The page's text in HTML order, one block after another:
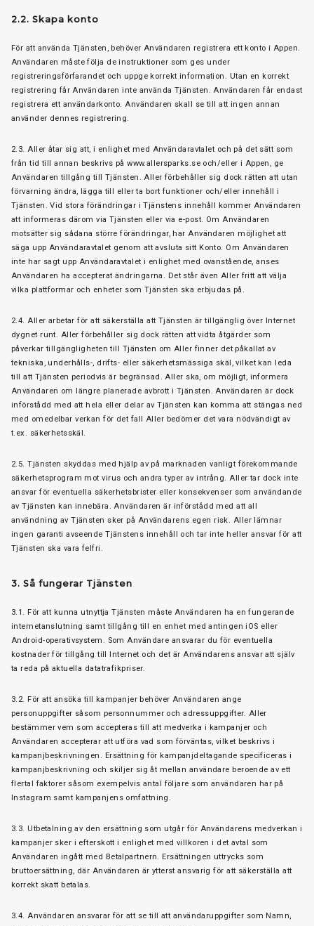
2.2. Skapa konto
För att använda Tjänsten, behöver Användaren registrera ett konto i Appen.
Användaren måste följa de instruktioner som ges under
registreringsförfarandet och uppge korrekt information. Utan en korrekt
registrering får Användaren inte använda Tjänsten. Användaren får endast
registrera ett användarkonto. Användaren skall se till att ingen annan
använder dennes registrering.
2.3. Aller åtar sig att, i enlighet med Användaravtalet och på det sätt som
från tid till annan beskrivs på www.allersparks.se och/eller i Appen, ge
Användaren tillgång till Tjänsten. Aller förbehåller sig dock rätten att utan
förvarning ändra, lägga till eller ta bort funktioner och/eller innehåll i
Tjänsten. Vid stora förändringar i Tjänstens innehåll kommer Användaren
att informeras därom via Tjänsten eller via e-post. Om Användaren
motsätter sig sådana större förändringar, har Användaren möjlighet att
säga upp Användaravtalet genom att avsluta sitt Konto. Om Användaren
inte har sagt upp Användaravtalet i enlighet med ovanstående, anses
Användaren ha accepterat ändringarna. Det står även Aller fritt att välja
vilka plattformar och enheter som Tjänsten ska erbjudas på.
2.4. Aller arbetar för att säkerställa att Tjänsten är tillgänglig över Internet
dygnet runt. Aller förbehåller sig dock rätten att vidta åtgärder som
påverkar tillgängligheten till Tjänsten om Aller finner det påkallat av
tekniska, underhålls-, drifts- eller säkerhetsmässiga skäl, vilket kan leda
till att Tjänsten periodvis är begränsad. Aller ska, om möjligt, informera
Användaren om längre planerade avbrott i Tjänsten. Användaren är dock
införstådd med att hela eller delar av Tjänsten kan komma att stängas ned
med omedelbar verkan för det fall Aller bedömer det vara nödvändigt av
t.ex. säkerhetsskäl.
2.5. Tjänsten skyddas med hjälp av på marknaden vanligt förekommande
säkerhetsprogram mot virus och andra typer av intrång. Aller tar dock inte
ansvar för eventuella säkerhetsbrister eller konsekvenser som användande
av Tjänsten kan innebära. Användaren är införstådd med att all
användning av Tjänsten sker på Användarens egen risk. Aller lämnar
ingen garanti avseende Tjänstens innehåll och tar inte heller ansvar för att
Tjänsten ska vara felfri.
3. Så fungerar Tjänsten
3.1. För att kunna utnyttja Tjänsten måste Användaren ha en fungerande
internetanslutning samt tillgång till en enhet med antingen iOS eller
Android-operativsystem. Som Användare ansvarar du för eventuella
kostnader för tillgång till Internet och det är Användarens ansvar att själv
ta reda på aktuella datatrafikpriser.
3.2. För att ansöka till kampanjer behöver Användaren ange
personuppgifter såsom personnummer och adressuppgifter. Aller
bestämmer vem som accepteras till att medverka i kampanjer och
Användaren accepterar att utföra vad som förväntas, vilket beskrivs i
kampanjbeskrivningen. Ersättning för kampanjdeltagande specificeras i
kampanjbeskrivning och skiljer sig åt mellan användare beroende av ett
flertal faktorer såsom exempelvis antal följare som användaren har på
Instagram samt kampanjens omfattning.
3.3. Utbetalning av den ersättning som utgår för Användarens medverkan i
kampanjer sker i efterskott i enlighet med villkoren i det avtal som
Användaren ingått med Betalpartnern. Ersättningen uttrycks som
bruttoersättning, där Användaren är ytterst ansvarig för att säkerställa att
korrekt skatt betalas.
3.4. Användaren ansvarar för att se till att användaruppgifter som Namn,